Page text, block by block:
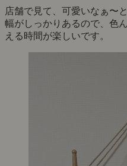
店舗で見て、可愛いなぁ〜
幅がしっかりあるので、色
える時間が楽しいです。